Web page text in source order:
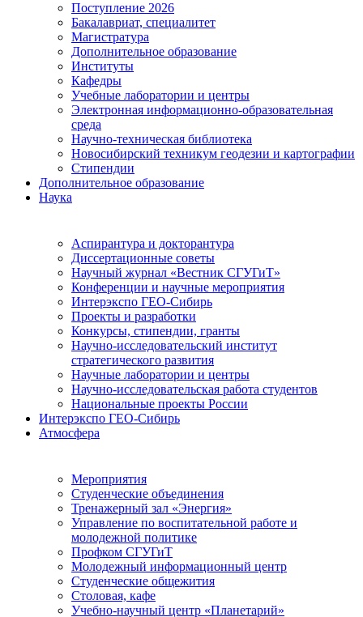
Поступление 2026
Бакалавриат, специалитет
Магистратура
Дополнительное образование
Институты
Кафедры
Учебные лаборатории и центры
Электронная информационно-образовательная
среда
Научно-техническая библиотека
Новосибирский техникум геодезии и картографии
Стипендии
Дополнительное образование
Наука
Аспирантура и докторантура
Диссертационные советы
Научный журнал «Вестник СГУГиТ»
Конференции и научные мероприятия
Интерэкспо ГЕО-Сибирь
Проекты и разработки
Конкурсы, стипендии, гранты
Научно-исследовательский институт
стратегического развития
Научные лаборатории и центры
Научно-исследовательская работа студентов
Национальные проекты России
Интерэкспо ГЕО-Сибирь
Атмосфера
Мероприятия
Студенческие объединения
Тренажерный зал «Энергия»
Управление по воспитательной работе и
молодежной политике
Профком СГУГиТ
Молодежный информационный центр
Студенческие общежития
Столовая, кафе
Учебно-научный центр «Планетарий»